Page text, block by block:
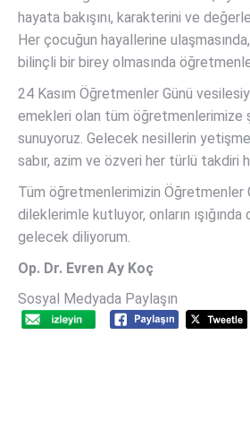
hayata bakışını, karakterini ve
Her çocuğun hayallerine
bilinçli bir birey olmasında
24 Kasım Öğretmenler Günü
emekleri olan tüm öğretmenlerimize
sunuyoruz. Gelecek nesillerin
sabır, azim ve özveri her türlü takdiri
Tüm öğretmenlerimizin Öğretmenler
dileklerimle kutluyor, onların ışığında
gelecek diliyorum.
Op. Dr. Evren Ay Koç
Sosyal Medyada Paylaşın